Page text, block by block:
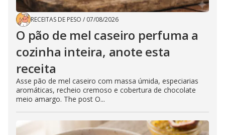
RECEITAS DE PESO / 07/08/2026
O pão de mel caseiro perfuma a
cozinha inteira, anote esta
receita
Asse pão de mel caseiro com massa úmida, especiarias
aromáticas, recheio cremoso e cobertura de chocolate
meio amargo. The post O...